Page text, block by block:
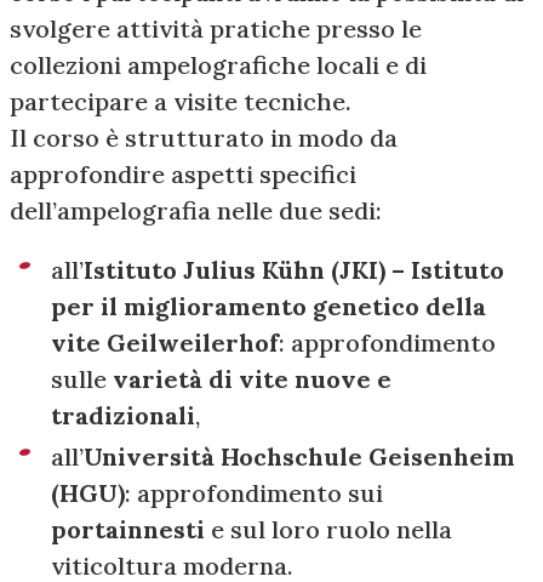
svolgere attività pratiche presso le
collezioni ampelografiche locali e di
partecipare a visite tecniche.
Il corso è strutturato in modo da
approfondire aspetti specifici
dell’ampelografia nelle due sedi:
all’Istituto Julius Kühn (JKI) – Istituto
per il miglioramento genetico della
vite Geilweilerhof: approfondimento
sulle varietà di vite nuove e
tradizionali,
all’Università Hochschule Geisenheim
(HGU): approfondimento sui
portainnesti e sul loro ruolo nella
viticoltura moderna.